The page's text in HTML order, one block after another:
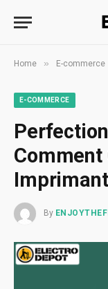
Home » E-commerce
E-COMMERCE
Comment
By